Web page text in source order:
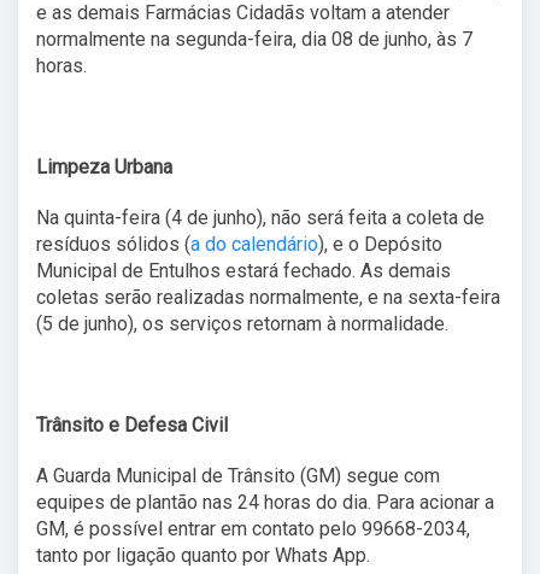
e as demais Farmácias Cidadãs voltam a atender
normalmente na segunda-feira, dia 08 de junho, às 7
horas.
Limpeza Urbana
Na quinta-feira (4 de junho), não será feita a coleta de
resíduos sólidos (a do calendário), e o Depósito
Municipal de Entulhos estará fechado. As demais
coletas serão realizadas normalmente, e na sexta-feira
(5 de junho), os serviços retornam à normalidade.
Trânsito e Defesa Civil
A Guarda Municipal de Trânsito (GM) segue com
equipes de plantão nas 24 horas do dia. Para acionar a
GM, é possível entrar em contato pelo 99668-2034,
tanto por ligação quanto por Whats App.